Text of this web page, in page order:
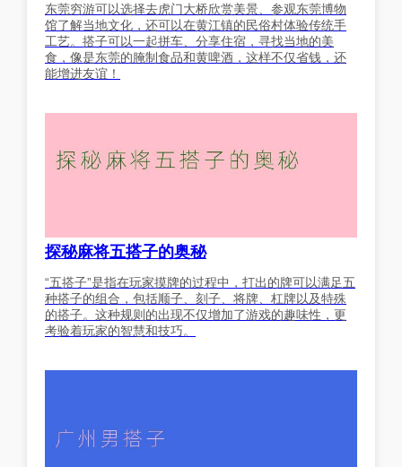
东莞穷游可以选择去虎门大桥欣赏美景、参观东莞博物
馆了解当地文化，还可以在黄江镇的民俗村体验传统手
工艺。搭子可以一起拼车、分享住宿，寻找当地的美
食，像是东莞的腌制食品和黄啤酒，这样不仅省钱，还
能增进友谊！
探秘麻将五搭子的奥秘
“五搭子”是指在玩家摸牌的过程中，打出的牌可以满足五
种搭子的组合，包括顺子、刻子、将牌、杠牌以及特殊
的搭子。这种规则的出现不仅增加了游戏的趣味性，更
考验着玩家的智慧和技巧。